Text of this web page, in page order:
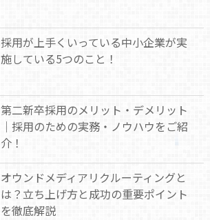
採用が上手くいっている中小企業が実
施している5つのこと！
第二新卒採用のメリット・デメリット
｜採用のための実務・ノウハウをご紹
介！
オウンドメディアリクルーティングと
は？立ち上げ方と成功の重要ポイント
を徹底解説